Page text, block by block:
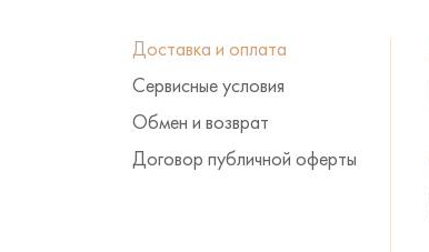
Доставка и оплата
Сервисные условия
Обмен и возврат
Договор публичной оферты